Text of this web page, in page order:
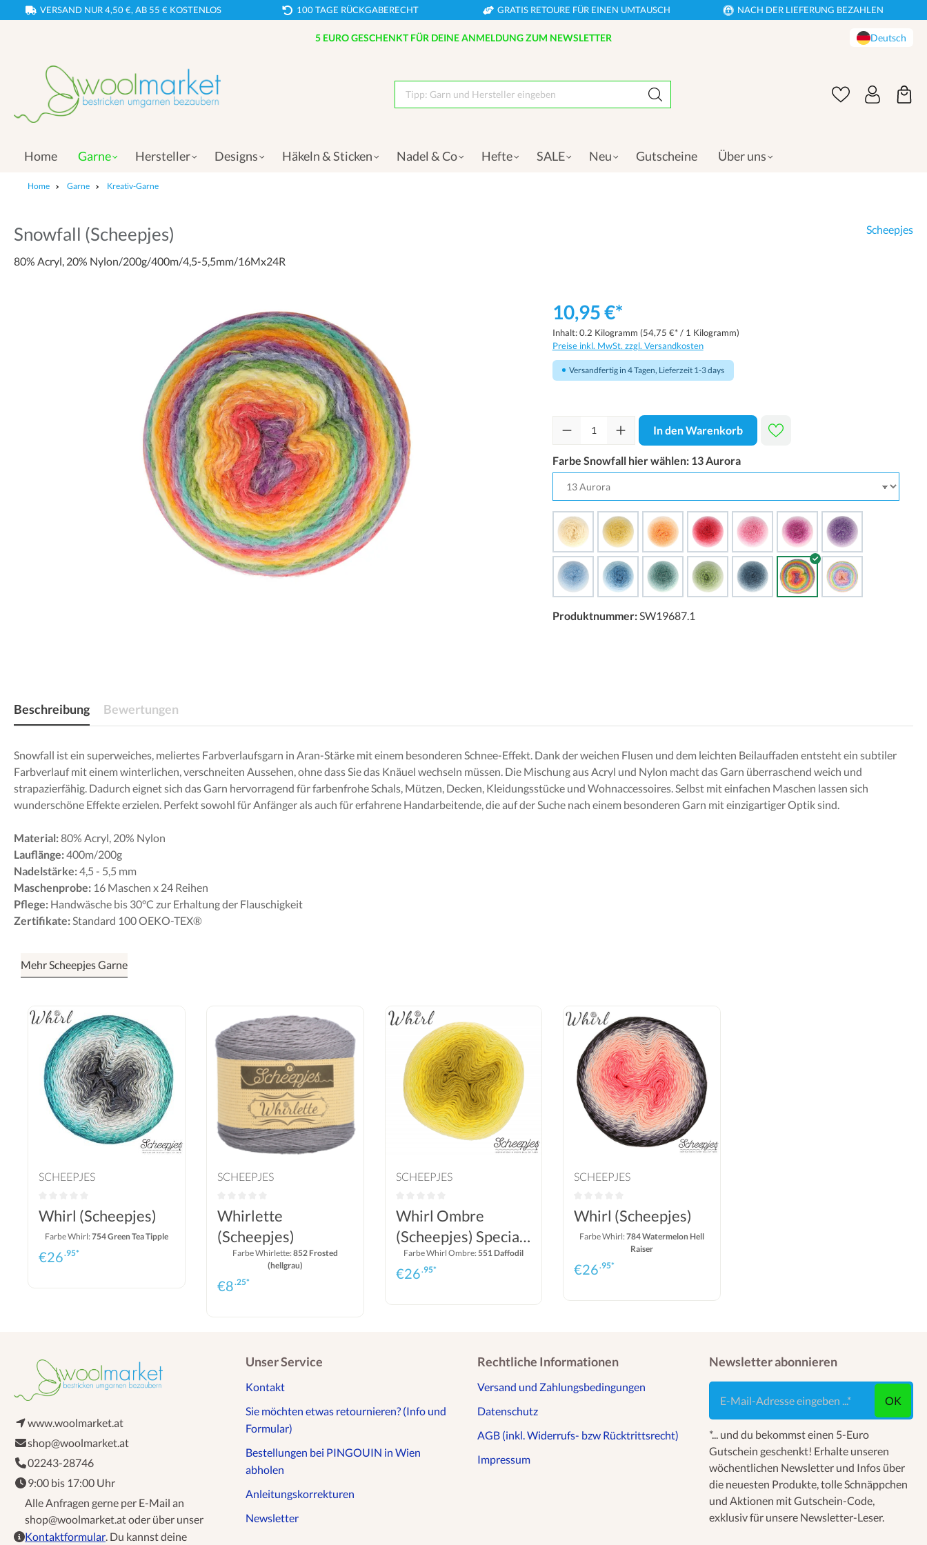
VERSAND NUR 4,50 €, AB 55 € KOSTENLOS 100 TAGE RÜCKGABERECHT GRATIS RETOURE FÜR EINEN UMTAUSCH NACH DER LIEFERUNG BEZAHLEN
5 EURO GESCHENKT FÜR DEINE ANMELDUNG ZUM NEWSLETTER Deutsch
Home Garne Hersteller Designs Häkeln & Sticken Nadel & Co Hefte SALE Neu Gutscheine Über uns
Home Garne Kreativ-Garne
Snowfall (Scheepjes) Scheepjes
80% Acryl, 20% Nylon/200g/400m/4,5-5,5mm/16Mx24R
10,95 €*
Inhalt:0.2 Kilogramm (54,75 €* / 1 Kilogramm)
Preise inkl. MwSt. zzgl. Versandkosten
Versandfertig in 4 Tagen, Lieferzeit 1-3 days
In den Warenkorb
Farbe Snowfall hier wählen: 13 Aurora
Produktnummer: SW19687.1
Beschreibung Bewertungen
Snowfall ist ein superweiches, meliertes Farbverlaufsgarn in Aran-Stärke mit einem besonderen Schnee-Effekt. Dank der weichen Flusen und dem leichten Beilauffaden entsteht ein subtiler
Farbverlauf mit einem winterlichen, verschneiten Aussehen, ohne dass Sie das Knäuel wechseln müssen. Die Mischung aus Acryl und Nylon macht das Garn überraschend weich und
strapazierfähig. Dadurch eignet sich das Garn hervorragend für farbenfrohe Schals, Mützen, Decken, Kleidungsstücke und Wohnaccessoires. Selbst mit einfachen Maschen lassen sich
wunderschöne Effekte erzielen. Perfekt sowohl für Anfänger als auch für erfahrene Handarbeitende, die auf der Suche nach einem besonderen Garn mit einzigartiger Optik sind.
Material:80% Acryl, 20% Nylon
Lauflänge:400m/200g
Nadelstärke:4,5 - 5,5 mm
Maschenprobe: 16 Maschen x 24 Reihen
Pflege: Handwäsche bis 30°C zur Erhaltung der Flauschigkeit
Zertifikate: Standard 100 OEKO-TEX®
Mehr Scheepjes Garne
SCHEEPJES
Whirl (Scheepjes)
Farbe Whirl:754 Green Tea Tipple
€26.95*
SCHEEPJES
Whirlette
(Scheepjes)
Farbe Whirlette:852 Frosted
(hellgrau)
€8.25*
SCHEEPJES
Whirl Ombre
(Scheepjes) Special
Edition
Farbe Whirl Ombre:551 Daffodil
€26.95*
SCHEEPJES
Whirl (Scheepjes)
Farbe Whirl:784 Watermelon Hell
Raiser
€26.95*
www.woolmarket.at
shop@woolmarket.at
02243-28746
9:00 bis 17:00 Uhr
Alle Anfragen gerne per E-Mail an
shop@woolmarket.at oder über unser
Kontaktformular. Du kannst deine
Unser Service
Kontakt
Sie möchten etwas retournieren? (Info und
Formular)
Bestellungen bei PINGOUIN in Wien
abholen
Anleitungskorrekturen
Newsletter
Rechtliche Informationen
Versand und Zahlungsbedingungen
Datenschutz
AGB (inkl. Widerrufs- bzw Rücktrittsrecht)
Impressum
Newsletter abonnieren
OK
*... und du bekommst einen 5-Euro
Gutschein geschenkt! Erhalte unseren
wöchentlichen Newsletter und Infos über
die neuesten Produkte, tolle Schnäppchen
und Aktionen mit Gutschein-Code,
exklusiv für unsere Newsletter-Leser.